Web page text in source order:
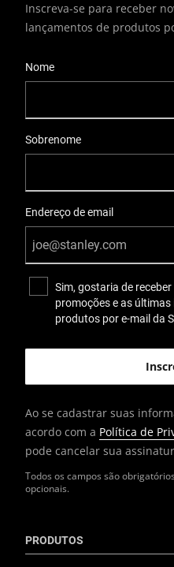
Todos os campos são
opcionais.
Inscreva-se para receber
lançamentos de produtos
Nome
Sobrenome
Endereço de email
Sim, gostaria de
promoções e as
produtos por e-mail da
Ao se cadastrar suas
acordo com a Política de
pode cancelar sua
PRODUTOS